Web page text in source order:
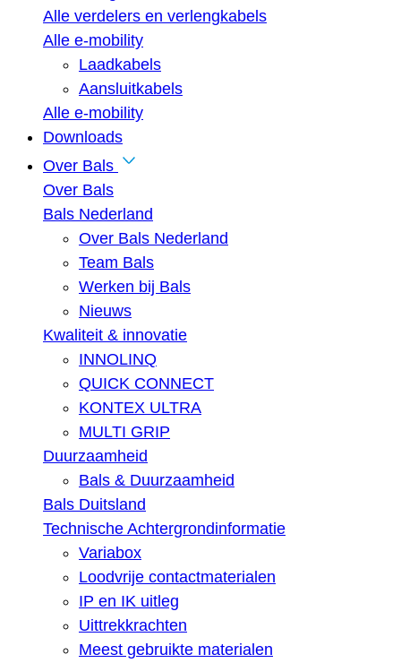
Alle verdelers en verlengkabels
Alle e-mobility
Laadkabels
Aansluitkabels
Alle e-mobility
Downloads
Over Bals
Over Bals
Bals Nederland
Over Bals Nederland
Team Bals
Werken bij Bals
Nieuws
Kwaliteit & innovatie
INNOLINQ
QUICK CONNECT
KONTEX ULTRA
MULTI GRIP
Duurzaamheid
Bals & Duurzaamheid
Bals Duitsland
Technische Achtergrondinformatie
Variabox
Loodvrije contactmaterialen
IP en IK uitleg
Uittrekkrachten
Meest gebruikte materialen